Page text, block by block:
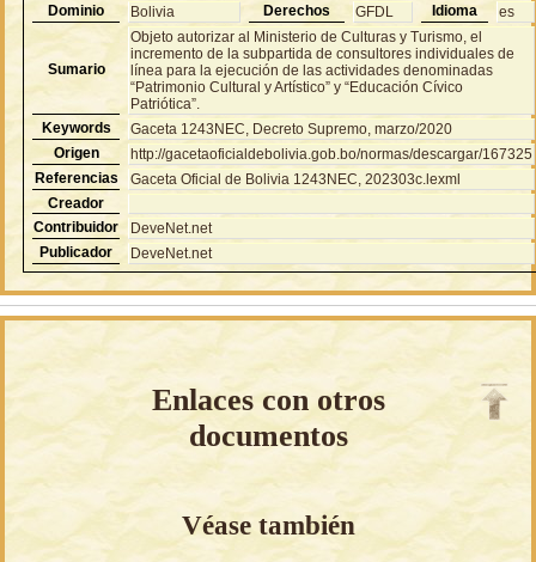
Dominio
Bolivia Derechos GFDL Idioma es
Sumario
Objeto autorizar al Ministerio de Culturas y Turismo, el
incremento de la subpartida de consultores individuales de
línea para la ejecución de las actividades denominadas
“Patrimonio Cultural y Artístico” y “Educación Cívico
Patriótica”.
Keywords
Gaceta 1243NEC, Decreto Supremo, marzo/2020
Origen
http://gacetaoficialdebolivia.gob.bo/normas/descargar/167325
Referencias
Gaceta Oficial de Bolivia 1243NEC, 202303c.lexml
Creador
Contribuidor
DeveNet.net
Publicador
DeveNet.net
Enlaces con otros
documentos
Véase también